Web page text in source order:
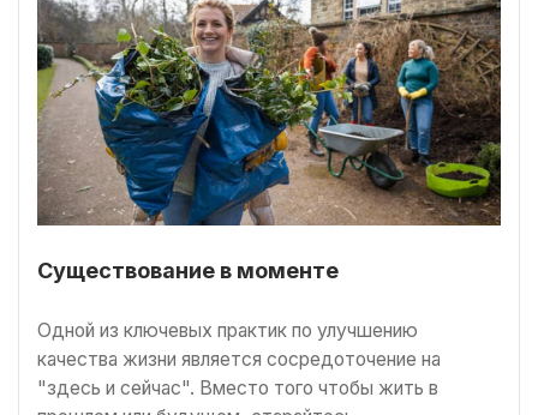
Существование в моменте
Одной из ключевых практик по улучшению
качества жизни является сосредоточение на
"здесь и сейчас". Вместо того чтобы жить в